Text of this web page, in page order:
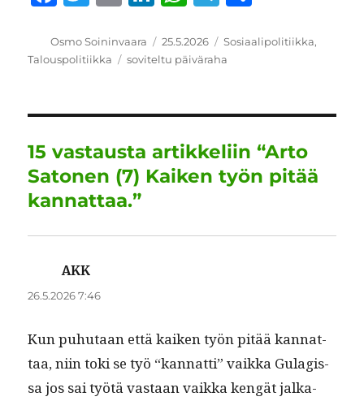
c
e
o
o
k
it
te
ai
l
k
e
I
n
at
s
p
p
e
g
a
m
a
Kirjoittaja
Osmo Soininvaara Julkaistu
25.5.2026 Kategoriat
Sosiaalipolitiikka,
Talouspolitiikka
Avainsanat
soviteltu päiväraha
15 vastausta artikkeliin “Arto
Satonen (7) Kaiken työn pitää
kannattaa.”
AKK
26.5.2026 7:46
Kun puhutaan että kaiken työn pitää kan­nat­
taa, niin toki se työ “kan­nat­ti” vaik­ka Gulagis­
sa jos sai työtä vas­taan vaik­ka kengät jalka­